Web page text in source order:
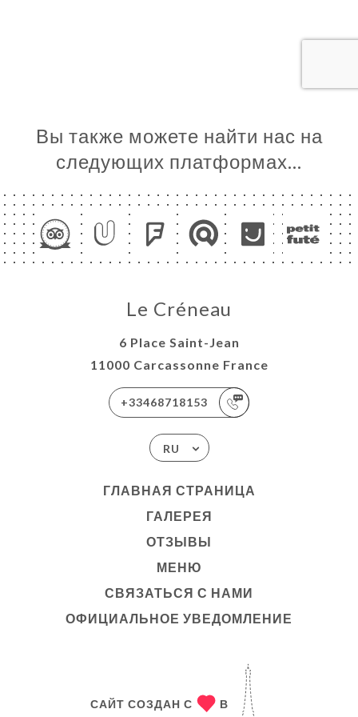
Вы также можете найти нас на
следующих платформах…
Le Créneau
6 Place Saint-Jean
11000 Carcassonne France
+33468718153
RU
ГЛАВНАЯ СТРАНИЦА
ГАЛЕРЕЯ
ОТЗЫВЫ
МЕНЮ
СВЯЗАТЬСЯ С НАМИ
ОФИЦИАЛЬНОЕ УВЕДОМЛЕНИЕ
САЙТ СОЗДАН С В